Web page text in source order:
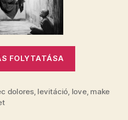
FOLYTATÁSA
dolores, levitáció love, make